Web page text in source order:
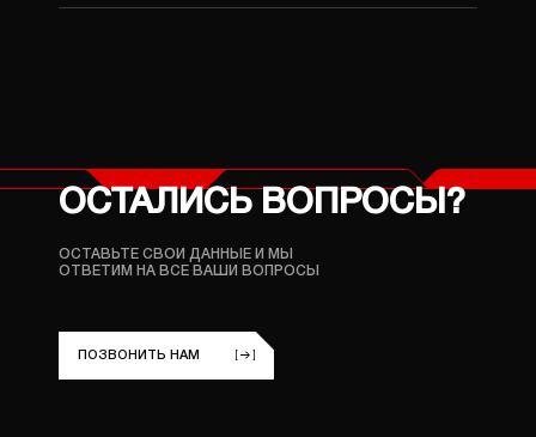
ОСТАЛИСЬ ВОПРОСЫ?
ОСТАВЬТЕ СВОИ ДАННЫЕ И МЫ
ОТВЕТИМ НА ВСЕ ВАШИ ВОПРОСЫ
ПОЗВОНИТЬ НАМ